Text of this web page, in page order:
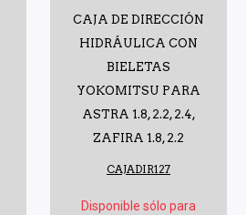
CAJA DE DIRECCIÓN
HIDRÁULICA CON
BIELETAS
YOKOMITSU PARA
ASTRA 1.8, 2.2, 2.4,
ZAFIRA 1.8, 2.2
CAJADIR127
Disponible sólo para